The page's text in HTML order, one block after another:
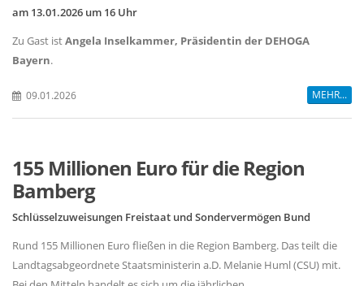
am 13.01.2026 um 16 Uhr
Zu Gast istAngela Inselkammer, Präsidentin der DEHOGA
Bayern.
09.01.2026 MEHR...
155 Millionen Euro für die Region
Bamberg
Schlüsselzuweisungen Freistaat und Sondervermögen Bund
Rund 155 Millionen Euro fließen in die Region Bamberg. Das teilt die
Landtagsabgeordnete Staatsministerin a.D. Melanie Huml (CSU) mit.